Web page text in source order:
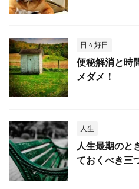
日々好日
便秘解消と時
メダメ！
人生
人生最期のと
ておくべき三